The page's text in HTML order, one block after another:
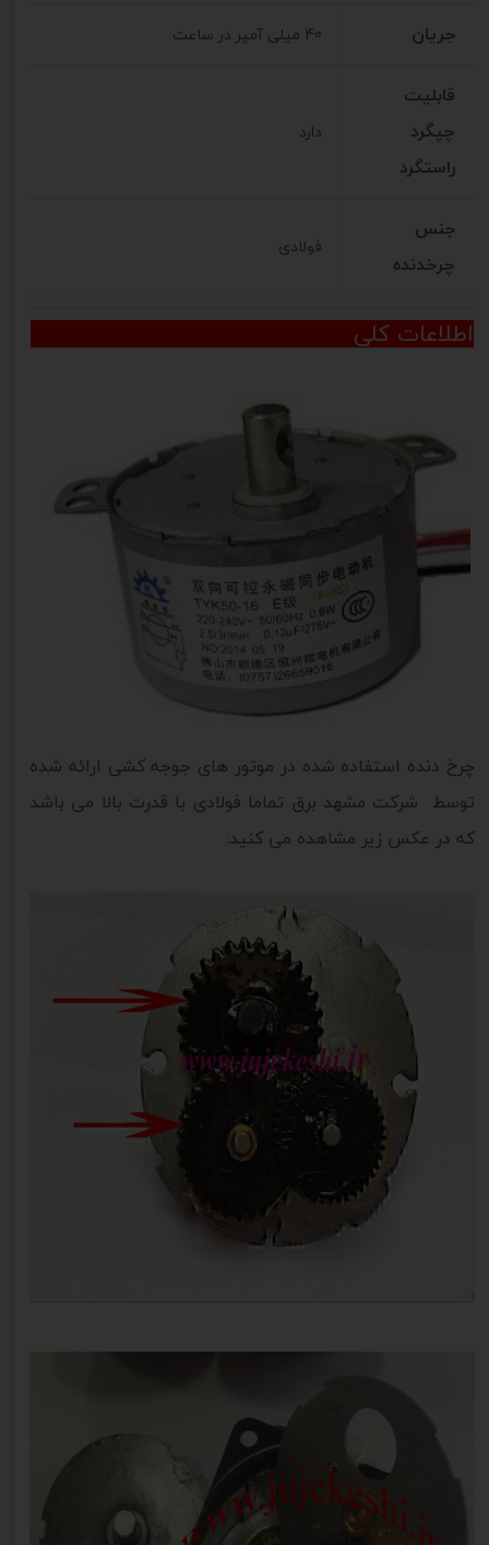
جریان 40 میلی آمپر در ساعت
قابلیت
چپگرد
راستگرد
دارد
جنس
چرخدنده
فولادی
اطلاعات کلی
چرخ دنده استفاده شده در موتور های جوجه کشی ارائه شده
توسط شرکت مشهد برق تماما فولادی با قدرت بالا می باشد
که در عکس زیر مشاهده می کنید: